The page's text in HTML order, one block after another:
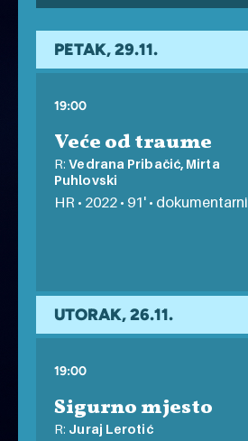
PETAK, 29.11.
19:00
Veće od traume
R:Vedrana Pribačić, Mirta
Puhlovski
HR • 2022 • 91' • dokumentarni
FESTIVAL EMPATIJE
UTORAK, 26.11.
19:00
Sigurno mjesto
R: Juraj Lerotić